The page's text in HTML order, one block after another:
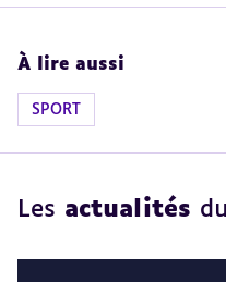
À lire aussi
SPORT
Les actualités